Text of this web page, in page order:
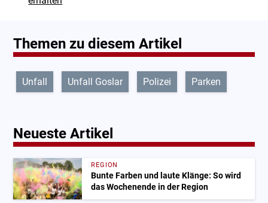
Themen zu diesem Artikel
Unfall Unfall Goslar Polizei Parken
Neueste Artikel
REGION
Bunte Farben und laute Klänge: So wird
das Wochenende in der Region